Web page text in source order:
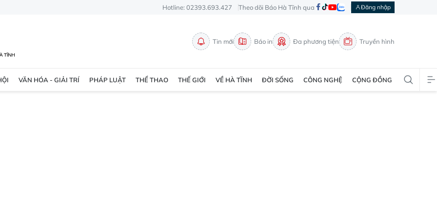
Hotline: 02393.693.427 Theo dõi Báo Hà Tĩnh qua Đăng nhập
Tin mới Báo in Đa phương tiện Truyền hình
VĂN HÓA - GIẢI TRÍ PHÁP LUẬT THỂ THAO THẾ GIỚI VỀ HÀ TĨNH ĐỜI SỐNG CÔNG NGHỆ CỘNG ĐỒNG